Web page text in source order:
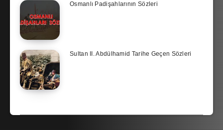
Osmanlı Padişahlarının Sözleri
Sultan II. Abdülhamid Tarihe Geçen Sözleri